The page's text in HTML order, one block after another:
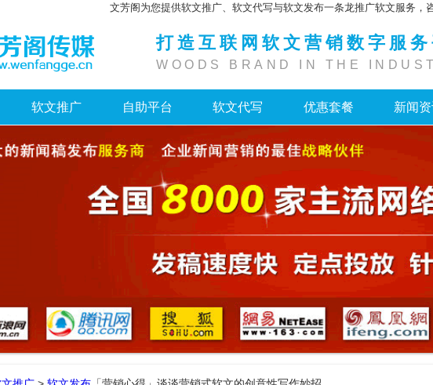
文芳阁为您提供软文推广、软文代写与软文发布一条龙推广软文服务，
打造互联网软文营销数字服务
WOODS BRAND IN THE
软文推广 自助平台 软文代写 优惠套餐 新闻